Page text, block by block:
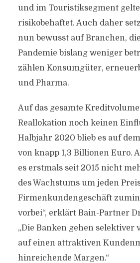
und im Touristiksegment
risikobehaftet. Auch daher
nun bewusst auf Branchen,
Pandemie bislang weniger
zählen Konsumgüter,
und Pharma.
Auf das gesamte
Reallokation noch keinen
Halbjahr 2020 blieb es auf
von knapp 1,3 Billionen Euro.
es erstmals seit 2015 nicht
des Wachstums um jeden
Firmenkundengeschäft
vorbei“, erklärt Bain-Partner
„Die Banken gehen selektiver
auf einen attraktiven
hinreichende Margen.“